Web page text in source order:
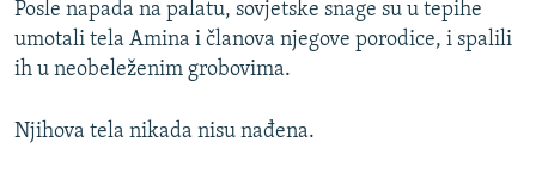
Posle napada na palatu, sovjetske snage su u tepihe
umotali tela Amina i članova njegove porodice, i spalili
ih u neobeleženim grobovima.
Njihova tela nikada nisu nađena.